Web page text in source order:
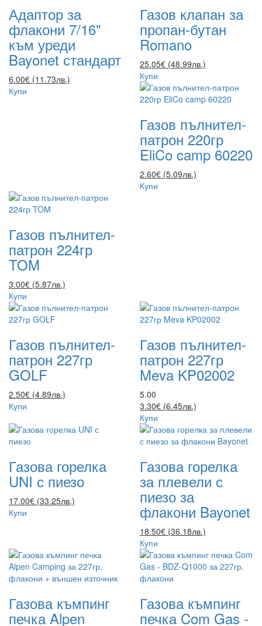
Адаптор за
флакони 7/16"
към уреди
Bayonet стандарт
6.00€ (11.73лв.)
Купи
Газов клапан за
пропан-бутан
Romano
25.05€ (48.99лв.)
Купи
Газов пълнител-
патрон 220гр
EliCo camp 60220
2.60€ (5.09лв.)
Купи
Газов пълнител-
патрон 224гр
TOM
3.00€ (5.87лв.)
Купи
Газов пълнител-
патрон 227гр
GOLF
2.50€ (4.89лв.)
Купи
Газов пълнител-
патрон 227гр
Meva KP02002
5.00
3.30€ (6.45лв.)
Купи
Газова горелка
UNI с пиезо
17.00€ (33.25лв.)
Купи
Газова горелка
за плевели с
пиезо за
флакони Bayonet
18.50€ (36.18лв.)
Купи
Газова къмпинг
печка Alpen
Газова къмпинг
печка Com Gas -